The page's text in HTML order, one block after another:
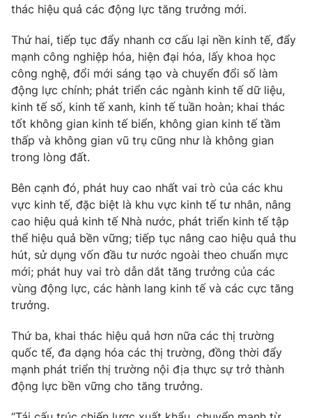
thác hiệu quả các động lực tăng trưởng mới.
Thứ hai, tiếp tục đẩy nhanh cơ cấu lại nền kinh tế, đẩy
mạnh công nghiệp hóa, hiện đại hóa, lấy khoa học
công nghệ, đổi mới sáng tạo và chuyển đổi số làm
động lực chính; phát triển các ngành kinh tế dữ liệu,
kinh tế số, kinh tế xanh, kinh tế tuần hoàn; khai thác
tốt không gian kinh tế biển, không gian kinh tế tầm
thấp và không gian vũ trụ cũng như là không gian
trong lòng đất.
Bên cạnh đó, phát huy cao nhất vai trò của các khu
vực kinh tế, đặc biệt là khu vực kinh tế tư nhân, nâng
cao hiệu quả kinh tế Nhà nước, phát triển kinh tế tập
thể hiệu quả bền vững; tiếp tục nâng cao hiệu quả thu
hút, sử dụng vốn đầu tư nước ngoài theo chuẩn mực
mới; phát huy vai trò dẫn dắt tăng trưởng của các
vùng động lực, các hành lang kinh tế và các cực tăng
trưởng.
Thứ ba, khai thác hiệu quả hơn nữa các thị trường
quốc tế, đa dạng hóa các thị trường, đồng thời đẩy
mạnh phát triển thị trường nội địa thực sự trở thành
động lực bền vững cho tăng trưởng.